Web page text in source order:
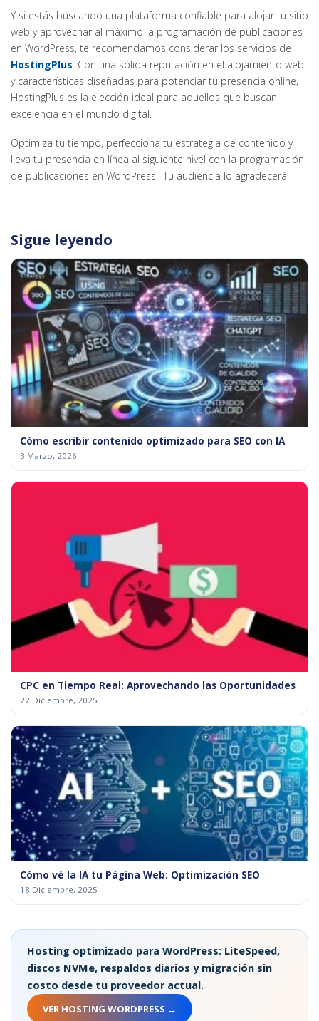
Y si estás buscando una plataforma confiable para alojar tu sitio
web y aprovechar al máximo la programación de publicaciones
en WordPress, te recomendamos considerar los servicios de
HostingPlus . Con una sólida reputación en el alojamiento web
y características diseñadas para potenciar tu presencia online,
HostingPlus es la elección ideal para aquellos que buscan
excelencia en el mundo digital.
Optimiza tu tiempo, perfecciona tu estrategia de contenido y
lleva tu presencia en línea al siguiente nivel con la programación
de publicaciones en WordPress. ¡Tu audiencia lo agradecerá!
Sigue leyendo
Cómo escribir contenido optimizado para SEO con IA
3 Marzo, 2026
CPC en Tiempo Real: Aprovechando las Oportunidades
22 Diciembre, 2025
Cómo vé la IA tu Página Web: Optimización SEO
18 Diciembre, 2025
Hosting optimizado para WordPress: LiteSpeed,
discos NVMe, respaldos diarios y migración sin
costo desde tu proveedor actual.
VER HOSTING WORDPRESS →